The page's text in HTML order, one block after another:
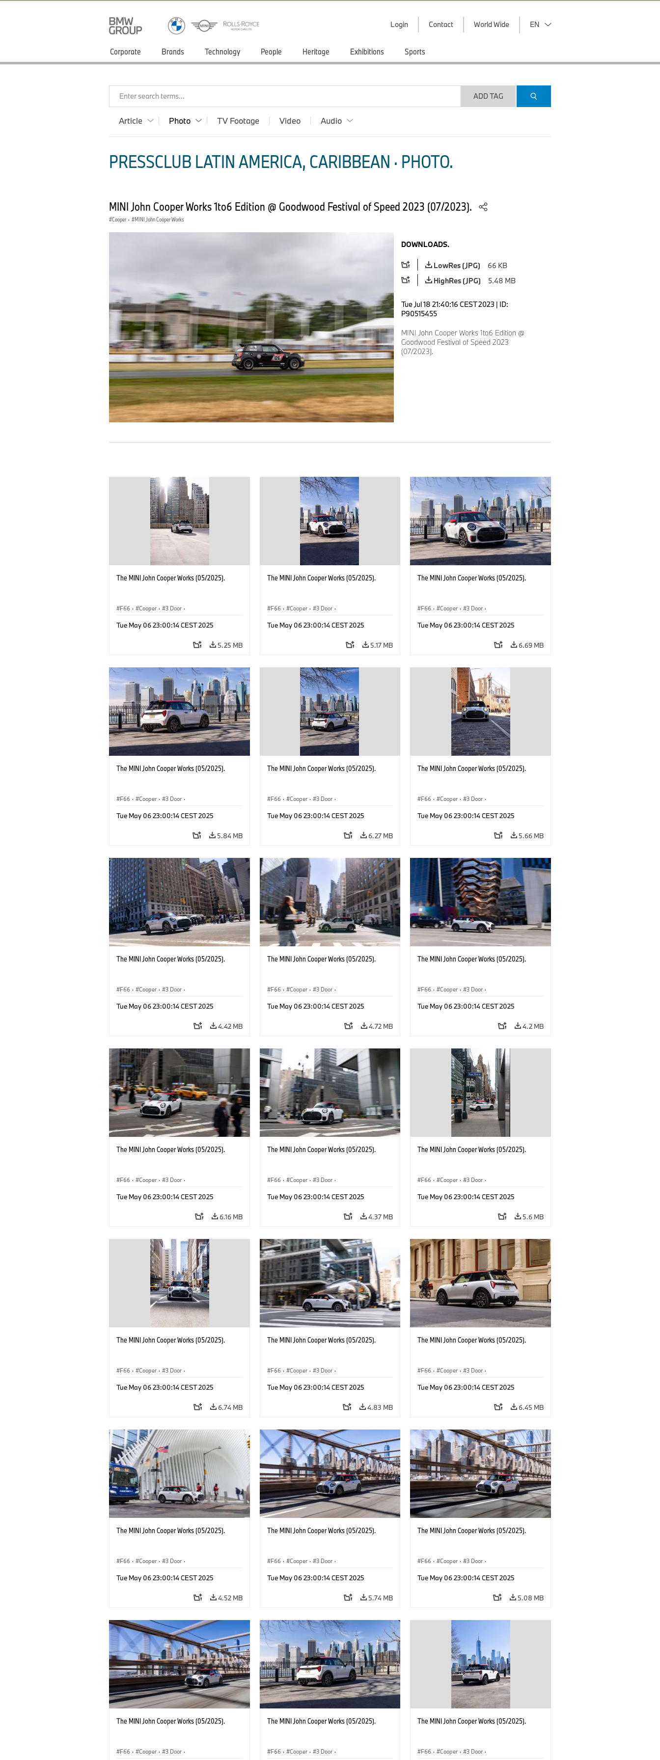
Login Contact World Wide EN
Corporate Brands Technology People Heritage Exhibitions Sports
Enter search terms... ADD TAG
Article Photo TV Footage Video Audio
PRESSCLUB LATIN AMERICA, CARIBBEAN · PHOTO.
MINI John Cooper Works 1to6 Edition @ Goodwood Festival of Speed 2023 (07/2023).
Cooper · MINI John Cooper Works
DOWNLOADS.
LowRes (JPG)
66 KB
HighRes (JPG)
5.48 MB
Tue Jul 18 21:40:16 CEST 2023 | ID:
P90515455
MINI John Cooper Works 1to6 Edition @
Goodwood Festival of Speed 2023
(07/2023).
The MINI John Cooper Works (05/2025).
F66 · Cooper · 3 Door ·
Tue May 06 23:00:14 CEST 2025
5.25 MB
The MINI John Cooper Works (05/2025).
F66 · Cooper · 3 Door ·
Tue May 06 23:00:14 CEST 2025
5.17 MB
The MINI John Cooper Works (05/2025).
F66 · Cooper · 3 Door ·
Tue May 06 23:00:14 CEST 2025
6.69 MB
The MINI John Cooper Works (05/2025).
F66 · Cooper · 3 Door ·
Tue May 06 23:00:14 CEST 2025
5.84 MB
The MINI John Cooper Works (05/2025).
F66 · Cooper · 3 Door ·
Tue May 06 23:00:14 CEST 2025
6.27 MB
The MINI John Cooper Works (05/2025).
F66 · Cooper · 3 Door ·
Tue May 06 23:00:14 CEST 2025
5.66 MB
The MINI John Cooper Works (05/2025).
F66 · Cooper · 3 Door ·
Tue May 06 23:00:14 CEST 2025
4.42 MB
The MINI John Cooper Works (05/2025).
F66 · Cooper · 3 Door ·
Tue May 06 23:00:14 CEST 2025
4.72 MB
The MINI John Cooper Works (05/2025).
F66 · Cooper · 3 Door ·
Tue May 06 23:00:14 CEST 2025
4.2 MB
The MINI John Cooper Works (05/2025).
F66 · Cooper · 3 Door ·
Tue May 06 23:00:14 CEST 2025
6.16 MB
The MINI John Cooper Works (05/2025).
F66 · Cooper · 3 Door ·
Tue May 06 23:00:14 CEST 2025
4.37 MB
The MINI John Cooper Works (05/2025).
F66 · Cooper · 3 Door ·
Tue May 06 23:00:14 CEST 2025
5.6 MB
The MINI John Cooper Works (05/2025).
F66 · Cooper · 3 Door ·
Tue May 06 23:00:14 CEST 2025
6.74 MB
The MINI John Cooper Works (05/2025).
F66 · Cooper · 3 Door ·
Tue May 06 23:00:14 CEST 2025
4.83 MB
The MINI John Cooper Works (05/2025).
F66 · Cooper · 3 Door ·
Tue May 06 23:00:14 CEST 2025
6.45 MB
The MINI John Cooper Works (05/2025).
F66 · Cooper · 3 Door ·
Tue May 06 23:00:14 CEST 2025
4.52 MB
The MINI John Cooper Works (05/2025).
F66 · Cooper · 3 Door ·
Tue May 06 23:00:14 CEST 2025
5.74 MB
The MINI John Cooper Works (05/2025).
F66 · Cooper · 3 Door ·
Tue May 06 23:00:14 CEST 2025
5.08 MB
The MINI John Cooper Works (05/2025).
F66 · Cooper · 3 Door ·
The MINI John Cooper Works (05/2025).
F66 · Cooper · 3 Door ·
The MINI John Cooper Works (05/2025).
F66 · Cooper · 3 Door ·